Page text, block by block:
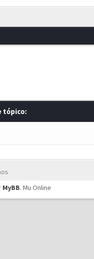
tópico:
MyBB. Mu Online